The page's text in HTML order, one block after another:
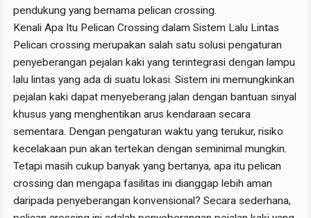
pendukung yang bernama pelican crossing.
Kenali Apa Itu Pelican Crossing dalam Sistem Lalu Lintas
Pelican crossing merupakan salah satu solusi pengaturan
penyeberangan pejalan kaki yang terintegrasi dengan lampu
lalu lintas yang ada di suatu lokasi. Sistem ini memungkinkan
pejalan kaki dapat menyeberang jalan dengan bantuan sinyal
khusus yang menghentikan arus kendaraan secara
sementara. Dengan pengaturan waktu yang terukur, risiko
kecelakaan pun akan tertekan dengan seminimal mungkin.
Tetapi masih cukup banyak yang bertanya, apa itu pelican
crossing dan mengapa fasilitas ini dianggap lebih aman
daripada penyeberangan konvensional? Secara sederhana,